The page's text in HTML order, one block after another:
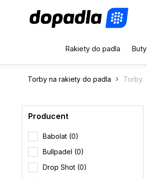
Rakiety do padla Buty
Torby na rakiety do padla Torby
Producent
Babolat (0)
Bullpadel (0)
Drop Shot (0)